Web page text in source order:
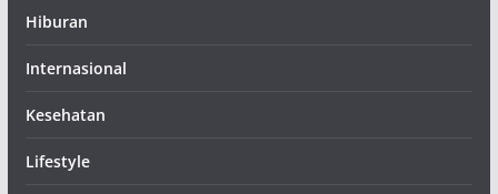
Hiburan
Internasional
Kesehatan
Lifestyle